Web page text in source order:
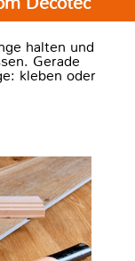
halten und
Gerade
kleben oder